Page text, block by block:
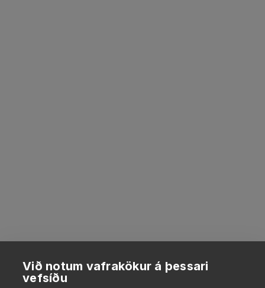
Við notum vafrakökur á þessari
vefsíðu